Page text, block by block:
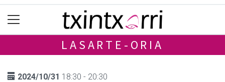
LASARTE-ORIA
2024/10/31 18:30 - 20:30